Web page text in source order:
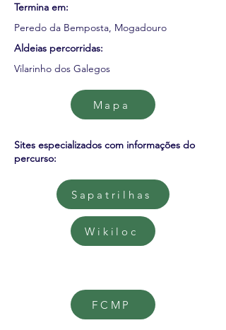
Termina em:
Peredo da Bemposta, Mogadouro
Aldeias percorridas:
Vilarinho dos Galegos
Mapa
Sites especializados com informações do
percurso:
Sapatrilhas
Wikiloc
FCMP